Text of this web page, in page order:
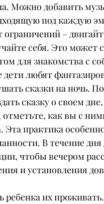
Можно добавить
под каждую
ограничений –
себя. Это может
для знакомства с
дети любят
сказки на ночь.
сказку о своем
как вы с
Эта практика
В течение дня
чтобы вечером
и установления
их